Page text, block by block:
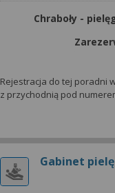
Chraboły -
Rejestracja do tej poradni
z przychodnią pod
Gabinet